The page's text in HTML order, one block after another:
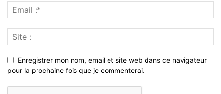
Enregistrer mon nom, email et site web dans ce navigateur
pour la prochaine fois que je commenterai.